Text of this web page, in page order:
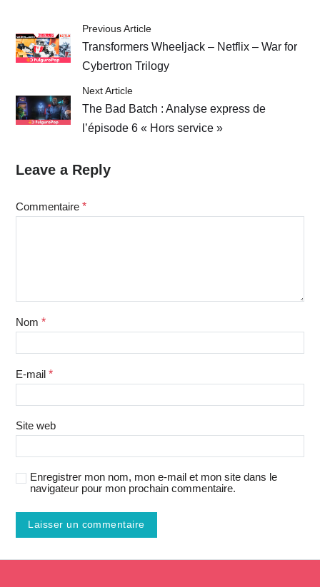
Previous Article
Transformers Wheeljack – Netflix – War for
Cybertron Trilogy
Next Article
The Bad Batch : Analyse express de
l’épisode 6 « Hors service »
Leave a Reply
Commentaire *
Nom *
E-mail *
Site web
Enregistrer mon nom, mon e-mail et mon site dans le
navigateur pour mon prochain commentaire.